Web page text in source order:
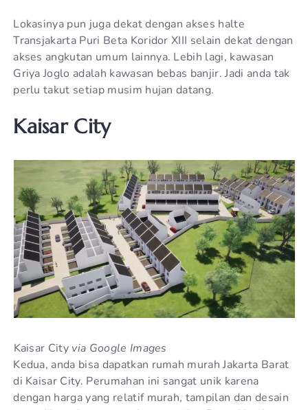
Lokasinya pun juga dekat dengan akses halte
Transjakarta Puri Beta Koridor XIII selain dekat dengan
akses angkutan umum lainnya. Lebih lagi, kawasan
Griya Joglo adalah kawasan bebas banjir. Jadi anda tak
perlu takut setiap musim hujan datang.
Kaisar City
Kaisar City via Google Images
Kedua, anda bisa dapatkan rumah murah Jakarta Barat
di Kaisar City. Perumahan ini sangat unik karena
dengan harga yang relatif murah, tampilan dan desain